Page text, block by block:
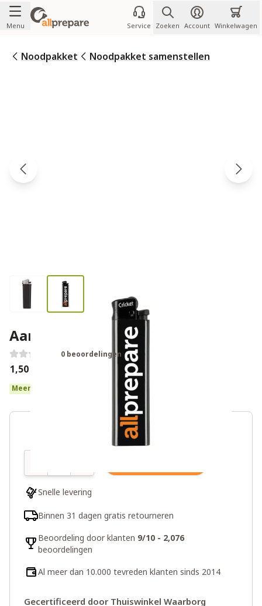
Ga naar de inhoud
Menu Service Zoeken Account Winkelwagen
Noodpakket Noodpakket samenstellen
Aansteker
0 beoordelingen
€1,50
Meer dan 10 op voorraad
Snelle levering
Binnen 31 dagen gratis retourneren
Beoordeling door klanten 9/10 - 2,076
beoordelingen
Al meer dan 10.000 tevreden klanten sinds 2014
Gecertificeerd door Thuiswinkel Waarborg